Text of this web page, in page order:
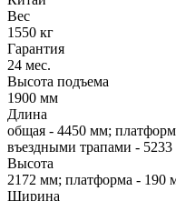
Вес
1550 кг
Гарантия
24 мес.
Высота подъема
1900 мм
Длина
общая - 4450 мм;
въездными трапами -
Высота
2172 мм; платформа - 190
Ширина